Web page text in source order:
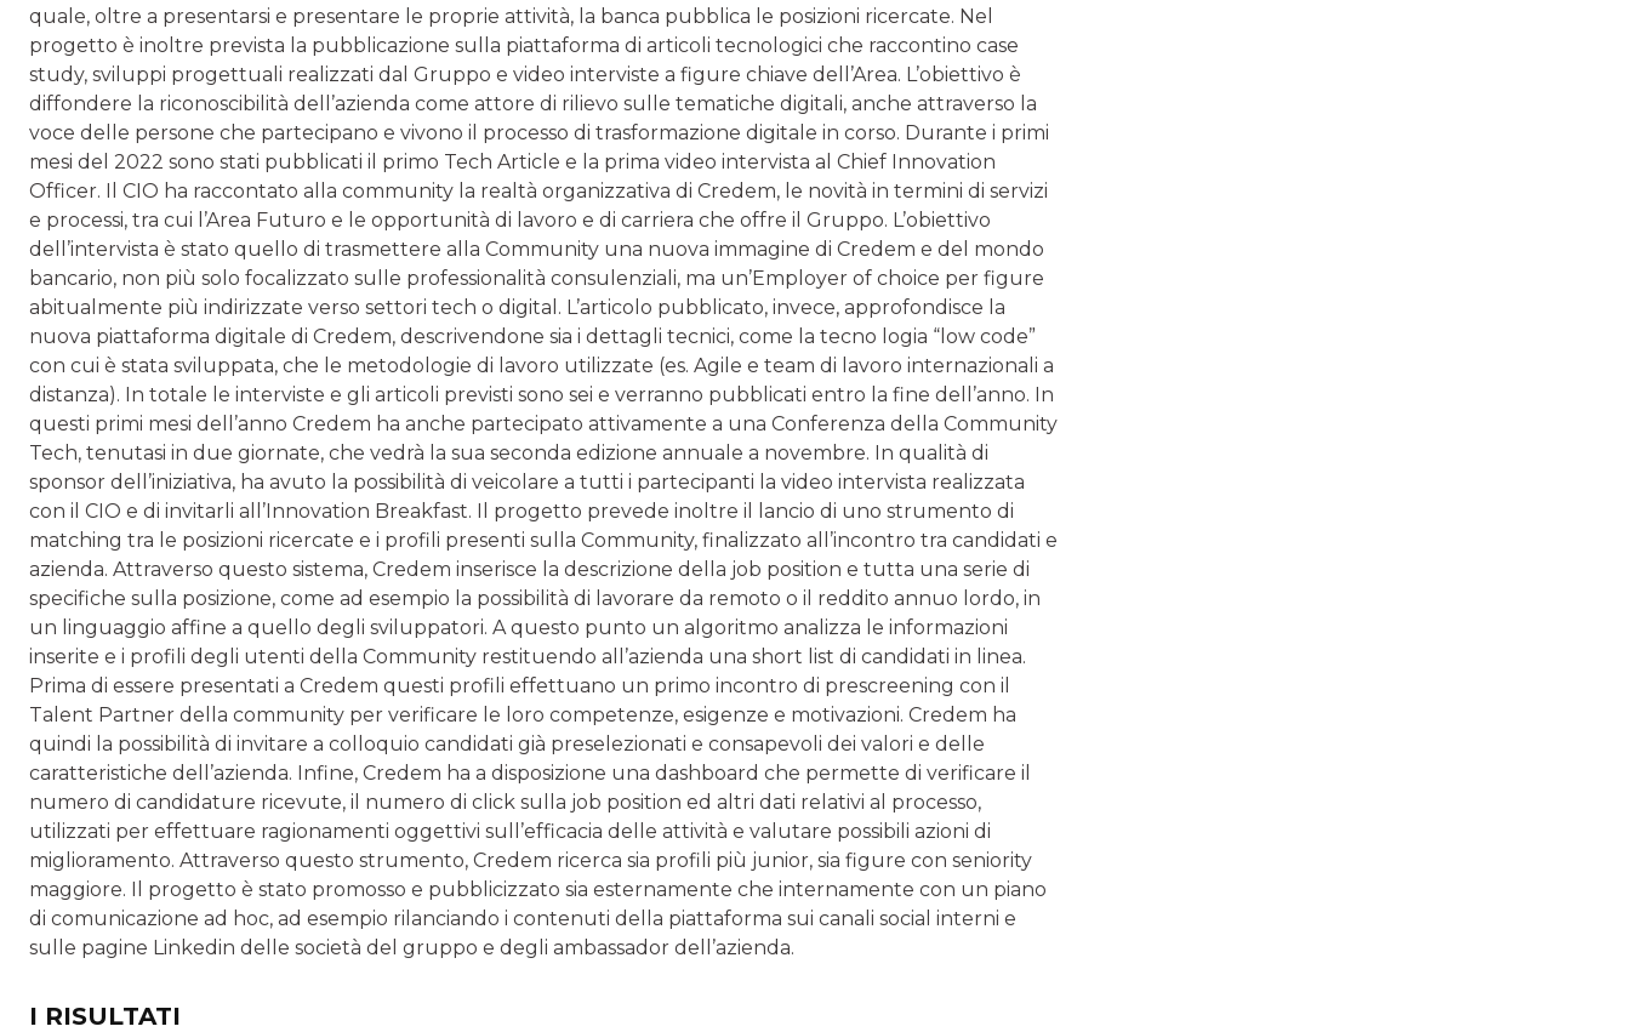
quale, oltre a presentarsi e presentare le proprie attività, la banca pubblica le posizioni ricercate. Nel
progetto è inoltre prevista la pubblicazione sulla piattaforma di articoli tecnologici che raccontino case
study, sviluppi progettuali realizzati dal Gruppo e video interviste a figure chiave dell’Area. L’obiettivo è
diffondere la riconoscibilità dell’azienda come attore di rilievo sulle tematiche digitali, anche attraverso la
voce delle persone che partecipano e vivono il processo di trasformazione digitale in corso. Durante i primi
mesi del 2022 sono stati pubblicati il primo Tech Article e la prima video intervista al Chief Innovation
Officer. Il CIO ha raccontato alla community la realtà organizzativa di Credem, le novità in termini di servizi
e processi, tra cui l’Area Futuro e le opportunità di lavoro e di carriera che offre il Gruppo. L’obiettivo
dell’intervista è stato quello di trasmettere alla Community una nuova immagine di Credem e del mondo
bancario, non più solo focalizzato sulle professionalità consulenziali, ma un’Employer of choice per figure
abitualmente più indirizzate verso settori tech o digital. L’articolo pubblicato, invece, approfondisce la
nuova piattaforma digitale di Credem, descrivendone sia i dettagli tecnici, come la tecno logia “low code”
con cui è stata sviluppata, che le metodologie di lavoro utilizzate (es. Agile e team di lavoro internazionali a
distanza). In totale le interviste e gli articoli previsti sono sei e verranno pubblicati entro la fine dell’anno. In
questi primi mesi dell’anno Credem ha anche partecipato attivamente a una Conferenza della Community
Tech, tenutasi in due giornate, che vedrà la sua seconda edizione annuale a novembre. In qualità di
sponsor dell’iniziativa, ha avuto la possibilità di veicolare a tutti i partecipanti la video intervista realizzata
con il CIO e di invitarli all’Innovation Breakfast. Il progetto prevede inoltre il lancio di uno strumento di
matching tra le posizioni ricercate e i profili presenti sulla Community, finalizzato all’incontro tra candidati e
azienda. Attraverso questo sistema, Credem inserisce la descrizione della job position e tutta una serie di
specifiche sulla posizione, come ad esempio la possibilità di lavorare da remoto o il reddito annuo lordo, in
un linguaggio affine a quello degli sviluppatori. A questo punto un algoritmo analizza le informazioni
inserite e i profili degli utenti della Community restituendo all’azienda una short list di candidati in linea.
Prima di essere presentati a Credem questi profili effettuano un primo incontro di prescreening con il
Talent Partner della community per verificare le loro competenze, esigenze e motivazioni. Credem ha
quindi la possibilità di invitare a colloquio candidati già preselezionati e consapevoli dei valori e delle
caratteristiche dell’azienda. Infine, Credem ha a disposizione una dashboard che permette di verificare il
numero di candidature ricevute, il numero di click sulla job position ed altri dati relativi al processo,
utilizzati per effettuare ragionamenti oggettivi sull’efficacia delle attività e valutare possibili azioni di
miglioramento. Attraverso questo strumento, Credem ricerca sia profili più junior, sia figure con seniority
maggiore. Il progetto è stato promosso e pubblicizzato sia esternamente che internamente con un piano
di comunicazione ad hoc, ad esempio rilanciando i contenuti della piattaforma sui canali social interni e
sulle pagine Linkedin delle società del gruppo e degli ambassador dell’azienda.
I RISULTATI